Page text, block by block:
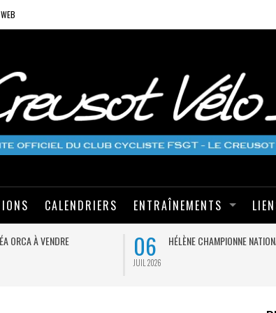
CALENDRIERS ENTRAÎNEMENTS
ORCA À VENDRE 06
JUIL 2026
HÉLÈNE CHAMPIONNE